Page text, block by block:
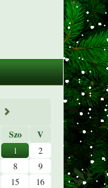
»
Szo V
1
2
8
9
15
16